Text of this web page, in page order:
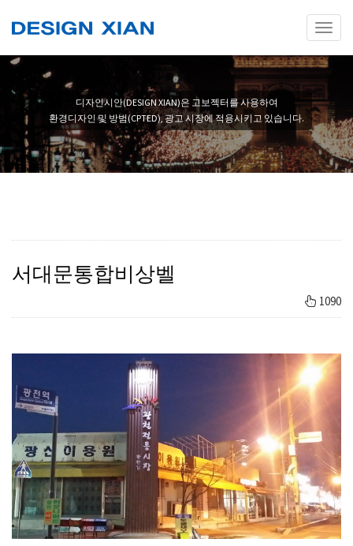
디자인시안(DESIGN XIAN)은 고보젝터를 사용하여
환경디자인 및 방범(CPTED), 광고 시장에 적용시키고 있습니다.
서대문통합비상벨
1090